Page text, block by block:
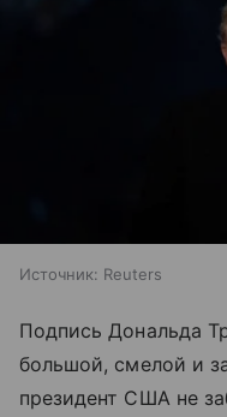
Источник: Reuters
Подпись Дональда
большой, смелой и
президент США не